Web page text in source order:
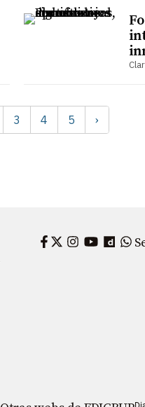
3 4 5 ›
Facebook
Twitter
Instagram